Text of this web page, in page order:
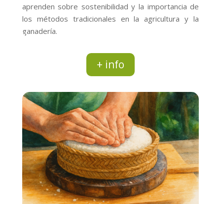
aprenden sobre sostenibilidad y la importancia de
los métodos tradicionales en la agricultura y la
ganadería.
+ info